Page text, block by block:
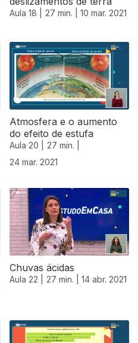
Aula 18 | 27 min. | 10 mar. 2021
Atmosfera e o aumento
do efeito de estufa
Aula 20 |
27 min. |
24 mar. 2021
Chuvas ácidas
Aula 22 | 27 min. | 14 abr. 2021